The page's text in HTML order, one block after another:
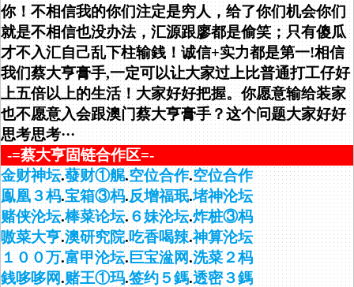
你！不相信我的你们注定是穷人，给了你们机会你们
就是不相信也没办法，汇源跟廖都是偷笑；只有傻瓜
才不入汇自己乱下柱输銭！诚信+实力都是第一!相信
我们蔡大亨膏手,一定可以让大家过上比普通打工仔好
上五倍以上的生活！大家好好把握。你愿意输给装家
也不愿意入会跟澳门蔡大亨膏手？这个问题大家好好
思考思考···
-=蔡大亨固链合作区=-
金财神坛.蕟财①艉.空位合作.空位合作
鳯凰３杩.宝箱③杩.反增福珉.堵神沦坛
赌侠沦坛.棒菜论坛.６妹沦坛.炸桩③杩
嗷菜大亨.澳研究院.吃香喝辣.神算沦坛
１００万.富甲沦坛.巨宝湓网.洗菜２杩
銭哆哆网.赌王①玛.签约５鎷.透密３鎷